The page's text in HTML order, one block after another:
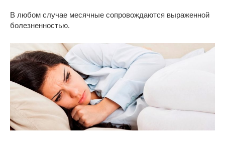
В любом случае месячные сопровождаются выраженной
болезненностью.